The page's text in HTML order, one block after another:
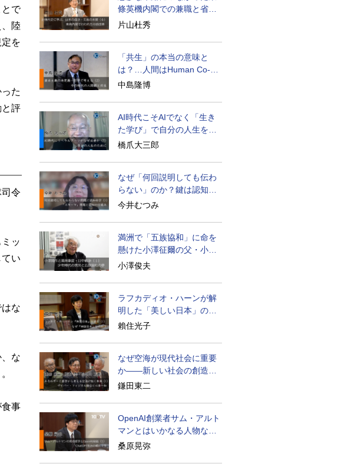
で
陸
を
た
評
令
ッ
い
な
な
事
條英機内閣での兼職と省庁
再編
片山杜秀
「共生」の本当の意味と
は？…人間はHuman Co-
becoming
中島隆博
AI時代こそAIでなく「生き
た学び」で自分の人生を膨
らませる
橋爪大三郎
なぜ「何回説明しても伝わ
らない」のか？鍵は認知の
仕組み
今井むつみ
満洲で「五族協和」に命を
懸けた小澤征爾の父・小澤
開作
小澤俊夫
ラフカディオ・ハーンが解
明した「美しい日本」の秘
密と未来
賴住光子
なぜ空海が現代社会に重要
か――新しい社会の創造の
ために
鎌田東二
OpenAI創業者サム・アルト
マンとはいかなる人物なの
か
桑原晃弥